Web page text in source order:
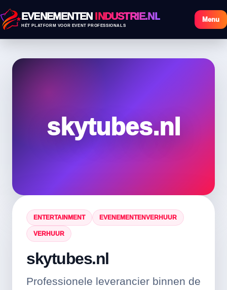
EVENEMENTEN INDUSTRIE.NL
HÉT PLATFORM VOOR EVENT PROFESSIONALS
Menu
skytubes.nl
ENTERTAINMENT EVENEMENTENVERHUUR
VERHUUR
skytubes.nl
Professionele leverancier binnen de